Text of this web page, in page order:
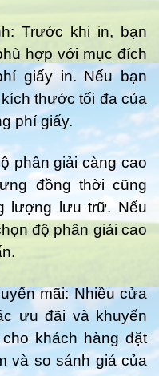
Trước khi in, bạn
hợp với mục đích
giấy in. Nếu bạn
thước tối đa của
phí giấy.
phân giải càng cao
đồng thời cũng
lượng lưu trữ. Nếu
độ phân giải cao
mãi: Nhiều cửa
ưu đãi và khuyến
khách hàng đặt
và so sánh giá của